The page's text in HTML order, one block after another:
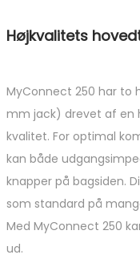
Højkvalitets
MyConnect 250 har to
mm jack) drevet af
kvalitet. For optimal
kan både
knapper på bagsiden.
som standard på
Med MyConnect 250
ud.